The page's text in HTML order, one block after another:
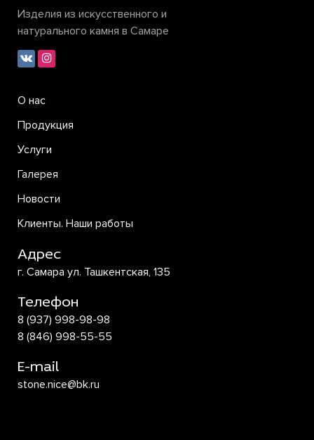
Изделия из искусственного и
натурального камня в Самаре
О нас
Продукция
Услуги
Галерея
Новости
Клиенты. Наши работы
Адрес
г. Самара ул. Ташкентская, 135
Телефон
8 (937) 998-98-98
8 (846) 998-55-55
E-mail
stone.nice@bk.ru